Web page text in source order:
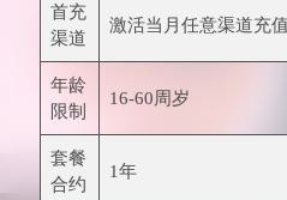
首充
渠道
激活当月任意渠道充
年龄
限制
16-60周岁
套餐
合约
1年